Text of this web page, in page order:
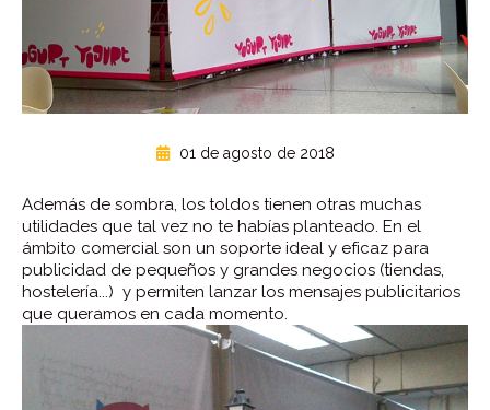
01 de agosto de 2018
Además de sombra, los toldos tienen otras muchas
utilidades que tal vez no te habías planteado. En el
ámbito comercial son un soporte ideal y eficaz para
publicidad de pequeños y grandes negocios (tiendas,
hostelería...) y permiten lanzar los mensajes publicitarios
que queramos en cada momento.